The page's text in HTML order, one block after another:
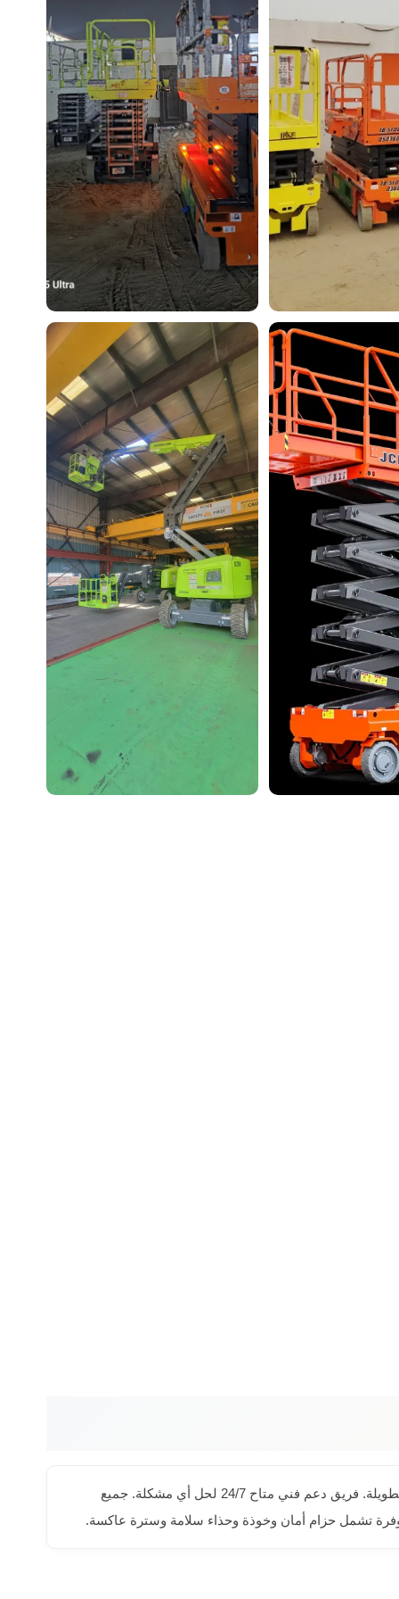
نصل بمعداتنا لحي النسيم بمكة المكرمة في أسرع وقت مع ضمان أعلى جودة خدمة. عقود مرنة تبدأ من يوم واحد مع خصومات للعقود الطويلة. فريق دعم فني متاح 24/7 لحل أي مشكلة. جميع